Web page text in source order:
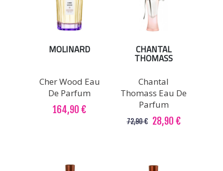
MOLINARD
Cher Wood Eau
De Parfum
164,90 €
CHANTAL
THOMASS
Chantal
Thomass Eau De
Parfum
72,90 € 28,90 €